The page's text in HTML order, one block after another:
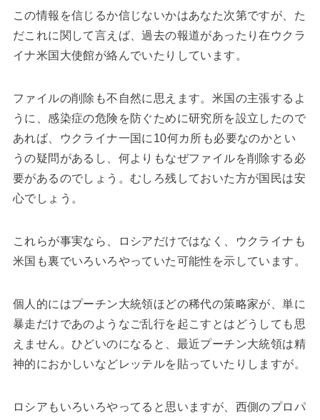
この情報を信じるか信じないかはあなた次第ですが、た
だこれに関して言えば、過去の報道があったり在ウクラ
イナ米国大使館が絡んでいたりしています。
ファイルの削除も不自然に思えます。米国の主張するよ
うに、感染症の危険を防ぐために研究所を設立したので
あれば、ウクライナ一国に10何カ所も必要なのかとい
うの疑問があるし、何よりもなぜファイルを削除する必
要があるのでしょう。むしろ残しておいた方が国民は安
心でしょう。
これらが事実なら、ロシアだけではなく、ウクライナも
米国も裏でいろいろやっていた可能性を示しています。
個人的にはプーチン大統領ほどの稀代の策略家が、単に
暴走だけであのようなご乱行を起こすとはどうしても思
えません。ひどいのになると、最近プーチン大統領は精
神的におかしいなどレッテルを貼っていたりしますが。
ロシアもいろいろやってると思いますが、西側のプロパ